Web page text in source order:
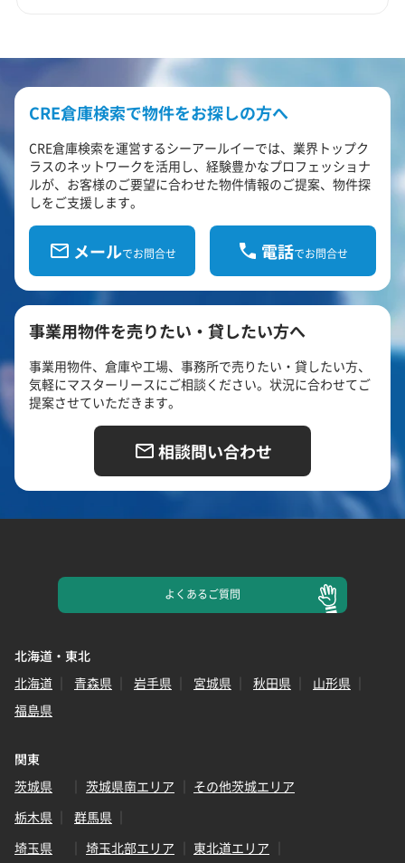
CRE倉庫検索で物件をお探しの方へ
CRE倉庫検索を運営するシーアールイーでは、業界トップク
ラスのネットワークを活用し、経験豊かなプロフェッショナ
ルが、お客様のご要望に合わせた物件情報のご提案、物件探
しをご支援します。
メールでお問合せ 電話でお問合せ
事業用物件を売りたい・貸したい方へ
事業用物件、倉庫や工場、事務所で売りたい・貸したい方、
気軽にマスターリースにご相談ください。状況に合わせてご
提案させていただきます。
相談問い合わせ
よくあるご質問
北海道・東北
北海道
青森県 岩手県 宮城県 秋田県
山形県
福島県
関東
茨城県
茨城県南エリア
その他茨城エリア
栃木県
群馬県
埼玉県
埼玉北部エリア
東北道エリア